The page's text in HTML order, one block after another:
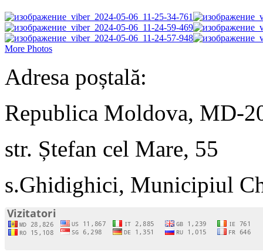
More Photos
Adresa poștală:
Republica Moldova, MD-
str. Ștefan cel Mare, 55
s.Ghidighici, Municipiul